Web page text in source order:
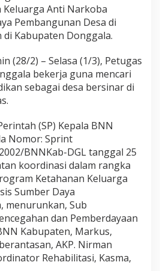
Anti Narkoba
Pembangunan Desa di
Kabupaten Donggala.
(28/2) – Selasa (1/3), Petugas
bekerja guna mencari
sebagai desa bersinar di
(SP) Kepala BNN
Nomor: Sprint
BNNKab-DGL tanggal 25
koordinasi dalam rangka
Ketahanan Keluarga
Sumber Daya
menurunkan, Sub
dan Pemberdayaan
Kabupaten, Markus,
AKP. Nirman
Rehabilitasi, Kasma,